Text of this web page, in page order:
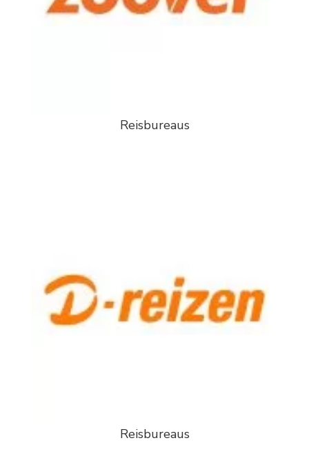
Reisbureaus
Reisbureaus